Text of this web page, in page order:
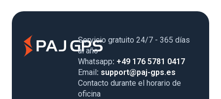
Servicio gratuito 24/7 - 365 días
al año
Whatsapp: +49 176 5781 0417
Email: support@paj-gps.es
Contacto durante el horario de
oficina